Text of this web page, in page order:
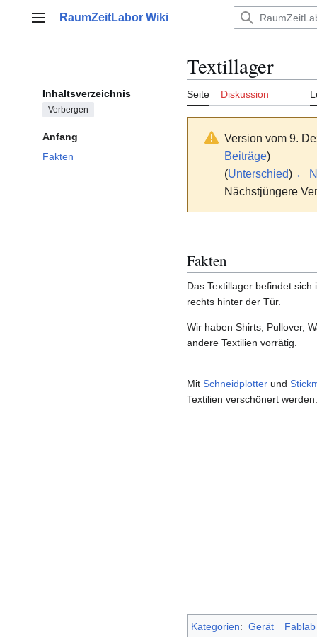
Hauptmenü
RaumZeitLabor Wiki
Inhaltsverzeichnis
Verbergen
Anfang
Fakten
Textillager
Seite Diskussion
Version vom 9.
Beiträge)
(Unterschied) ←
Nächstjüngere
Fakten
Das Textillager befindet sich
rechts hinter der Tür.
Wir haben Shirts, Pullover,
andere Textilien vorrätig.
Mit Schneidplotter und
Textilien verschönert werden.
Kategorien: Gerät Fablab